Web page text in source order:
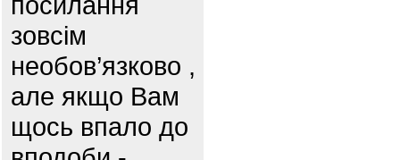
зовсім
необов’язково ,
але якщо Вам
щось впало до